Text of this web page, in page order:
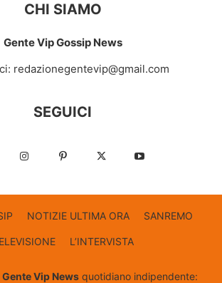
CHI SIAMO
Gente Vip Gossip News
redazionegentevip@gmail.com
SEGUICI
NOTIZIE ULTIMA ORA SANREMO
L’INTERVISTA
Gente Vip Newsquotidiano indipendente: